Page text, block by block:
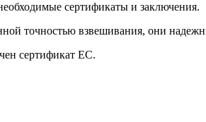
сертификаты и заключения.
точностью взвешивания, они
сертификат ЕС.